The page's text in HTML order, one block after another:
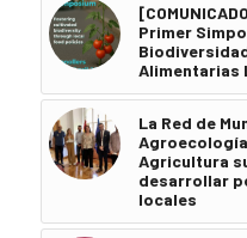
Primer
Alimentarias
La Red de
Agricultura
desarrollar
locales